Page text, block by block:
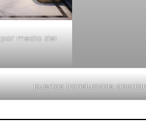
medio del
puertas translucidas